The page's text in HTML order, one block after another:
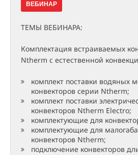
ВЕБИНАР
ТЕМЫ ВЕБИНАРА:
Комплектация встраиваемых
Ntherm с естественной
комплект поставки водяных
конвекторов серии Ntherm;
комплект поставки
конвекторов Ntherm Electro;
комплектующие для
комплектующие для
конвекторов Ntherm;
подключение конвекторов